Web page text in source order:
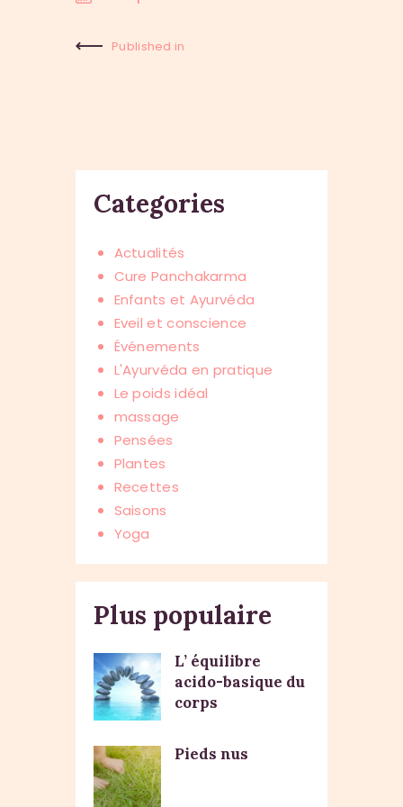
Published in
Categories
Actualités
Cure Panchakarma
Enfants et Ayurvéda
Eveil et conscience
Événements
L'Ayurvéda en pratique
Le poids idéal
massage
Pensées
Plantes
Recettes
Saisons
Yoga
Plus populaire
L’ équilibre
acido-basique du
corps
Pieds nus